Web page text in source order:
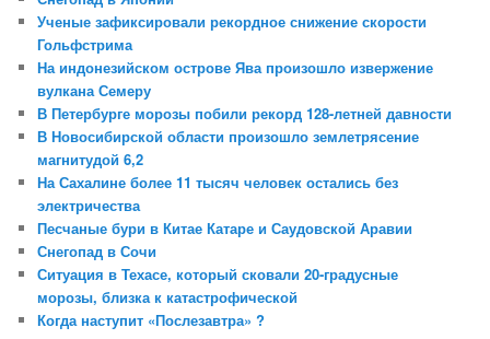
Ученые зафиксировали рекордное снижение скорости
Гольфстрима
На индонезийском острове Ява произошло извержение
вулкана Семеру
В Петербурге морозы побили рекорд 128-летней давности
В Новосибирской области произошло землетрясение
магнитудой 6,2
На Сахалине более 11 тысяч человек остались без
электричества
Песчаные бури в Китае Катаре и Саудовской Аравии
Снегопад в Сочи
Ситуация в Техасе, который сковали 20-градусные
морозы, близка к катастрофической
Когда наступит «Послезавтра» ?